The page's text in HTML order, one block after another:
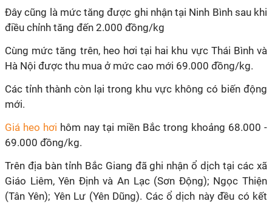
Đây cũng là mức tăng được ghi nhận tại Ninh Bình sau khi
điều chỉnh tăng đến 2.000 đồng/kg
Cùng mức tăng trên, heo hơi tại hai khu vực Thái Bình và
Hà Nội được thu mua ở mức cao mới 69.000 đồng/kg.
Các tỉnh thành còn lại trong khu vực không có biến động
mới.
Giá heo hơi hôm nay tại miền Bắc trong khoảng 68.000 -
69.000 đồng/kg.
Trên địa bàn tỉnh Bắc Giang đã ghi nhận ổ dịch tại các xã
Giáo Liêm, Yên Định và An Lạc (Sơn Động); Ngọc Thiện
(Tân Yên); Yên Lư (Yên Dũng). Các ổ dịch này đều có kết